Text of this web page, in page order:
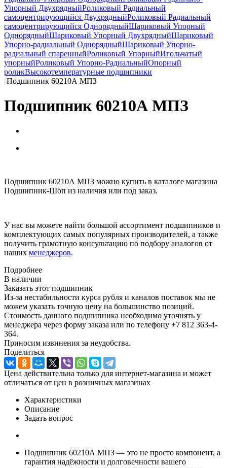
Упорный ДвухрядныйРоликовый Радиальный
самоцентрирующийся ДвухрядныйРоликовый Радиальный
самоцентрирующийся ОднорядныйШариковый Упорный
ОднорядныйШариковый Упорный ДвухрядныйШариковый
Упорно-радиальный ОднорядныйШариковый Упорно-
радиальный спаренныйРоликовый УпорныйИгольчатый
упорныйРоликовый Упорно-РадиальныйОпорный
роликВысокотемпературные подшипники
-Подшипник 60210А МПЗ
Подшипник 60210А МПЗ
Подшипник 60210А МПЗ можно купить в каталоге магазина
Подшипник-Шоп из наличия или под заказ.
У нас вы можете найти большой ассортимент подшипников и
комплектующих самых популярных производителей, а также
получить грамотную консультацию по подбору аналогов от
наших менеджеров.
Подробнее
В наличии
Заказать этот подшипник
Из-за нестабильности курса рубля и каналов поставок мы не
можем указать точную цену на большинство позиций.
Стоимость данного подшипника необходимо уточнять у
менеджера через форму заказа или по телефону +7 812 363-4-
364.
Приносим извинения за неудобства.
Поделиться
Цена действительна только для интернет-магазина и может
отличаться от цен в розничных магазинах
Характеристики
Описание
Задать вопрос
Подшипник 60210А МПЗ — это не просто компонент, а
гарантия надёжности и долговечности вашего